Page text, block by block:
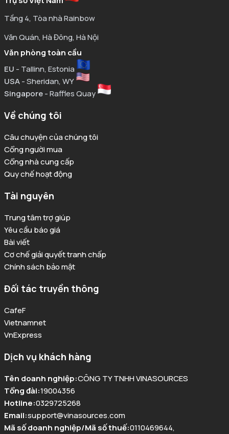
Tầng 4, Tòa nhà Rainbow
Văn Quán, Hà Đông, Hà Nội
Văn phòng toàn cầu
EU - Tallinn, Estonia
USA- Sheridan, WY
Singapore- Raffles Quay
Về chúng tôi
Câu chuyện của chúng tôi
Cổng người mua
Cổng nhà cung cấp
Quy chế hoạt động
Tài nguyên
Trung tâm trợ giúp
Yêu cầu báo giá
Bài viết
Cơ chế giải quyết tranh chấp
Chính sách bảo mật
Đối tác truyền thông
CafeF
Vietnamnet
VnExpress
Dịch vụ khách hàng
Tên doanh nghiệp:CÔNG TY TNHH VINASOURCES
Tổng đài:19004356
Hotline:0329725268
Email:support@vinasources.com
Mã số doanh nghiệp/Mã số thuế:0110469644,